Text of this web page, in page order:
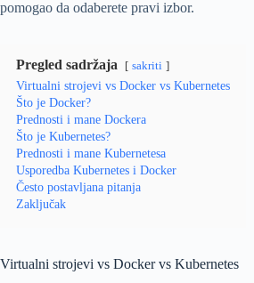
pomogao da odaberete pravi izbor.
Pregled sadržaja sakriti
Virtualni strojevi vs Docker vs Kubernetes
Što je Docker?
Prednosti i mane Dockera
Što je Kubernetes?
Prednosti i mane Kubernetesa
Usporedba Kubernetes i Docker
Često postavljana pitanja
Zaključak
Virtualni strojevi vs Docker vs Kubernetes